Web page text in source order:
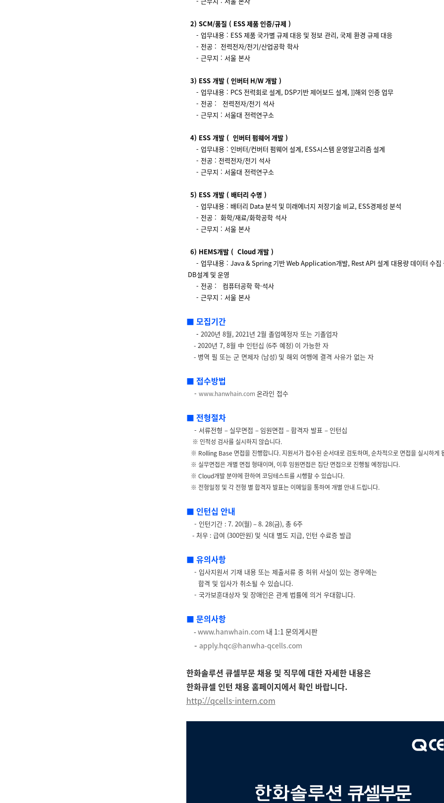
2) SCM/품질 ( ESS제품인증/규제 )
- 업무내용 : ESS제품국가별 규제 대응 및 정보 관리, 국제 환경 규제 대응
- 전공 : 전력전자/전기/산업공학 학사
- 근무지 : 서울 본사
3) ESS 개발 ( 인버터 H/W개발 )
- 업무내용 : PCS전력회로 설계, DSP기반제어보드 설계, ]]해외 인증업무
- 전공 : 전력전자/전기 석사
- 근무지 : 서울대 전력연구소
4) ESS 개발 ( 인버터 펌웨어 개발 )
- 업무내용 : 인버터/컨버터 펌웨어 설계, ESS시스템 운영알고리즘 설계
- 전공 : 전력전자/전기 석사
- 근무지 : 서울대 전력연구소
5) ESS 개발 ( 배터리 수명 )
- 업무내용 : 배터리 Data분석 및 미래에너지 저장기술 비교, ESS경제성 분석
- 전공 : 화학/재료/화학공학 석사
- 근무지 : 서울 본사
6) HEMS개발( Cloud개발 )
- 업무내용 : Java & Spring 기반WebApplication개발, Rest API 설계 대용량 데이터 수집
DB설계 및 운영
- 전공 : 컴퓨터공학 학·석사
- 근무지 : 서울 본사
■ 모집기간
- 2020년 8월, 2021년 2월 졸업예정자 또는 기졸업자
- 2020년 7, 8월 中 인턴십 (6주 예정) 이 가능한 자
- 병역 필 또는 군 면제자 (남성) 및 해외 여행에 결격 사유가 없는 자
■ 접수방법
- www.hanwhain.com 온라인 접수
■ 전형절차
- 서류전형 – 실무면접 – 임원면접 –합격자 발표 – 인턴십
※ 인적성 검사를 실시하지 않습니다.
※ Rolling Base 면접을 진행합니다.지원서가 접수된 순서대로 검토하며,순차적으로 면접을 실시하게
※ 실무면접은 개별 면접 형태이며, 이후 임원면접은 집단 면접으로 진행될 예정입니다.
※ Cloud개발 분야에 한하여 코딩테스트를 시행할 수 있습니다.
※ 전형일정 및 각 전형 별 합격자 발표는 이메일을 통하여 개별 안내 드립니다.
■ 인턴십 안내
- 인턴기간 : 7. 20(월) – 8. 28(금), 총 6주
- 처우: 급여 (300만원) 및 식대 별도 지급, 인턴 수료증 발급
■ 유의사항
- 입사지원서 기재 내용 또는 제출서류 중 허위 사실이 있는 경우에는
합격 및 입사가 취소될 수 있습니다.
- 국가보훈대상자 및 장애인은 관계 법률에 의거 우대합니다.
■ 문의사항
-www.hanwhain.com 내 1:1 문의게시판
- apply.hqc@hanwha-qcells.com
한화솔루션 큐셀부문 채용 및 직무에 대한 자세한 내용은
한화큐셀 인턴 채용 홈페이지에서 확인 바랍니다.
http://qcells-intern.com